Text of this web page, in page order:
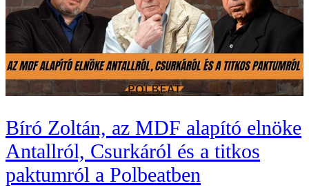
Bíró Zoltán, az MDF alapító elnöke
Antallról, Csurkáról és a titkos
paktumról a Polbeatben